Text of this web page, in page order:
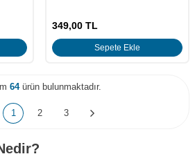
349,00 TL
Sepete Ekle
64ürün bulunmaktadır.
1 2 3